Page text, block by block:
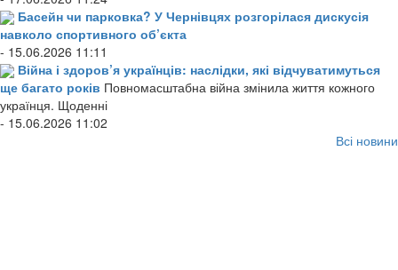
Басейн чи парковка? У Чернівцях розгорілася дискусія
навколо спортивного об’єкта
- 15.06.2026 11:11
Війна і здоров’я українців: наслідки, які відчуватимуться
ще багато років Повномасштабна війна змінила життя кожного
українця. Щоденні
- 15.06.2026 11:02
Всі новини